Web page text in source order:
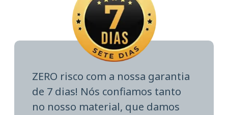
ZERO risco com a nossa garantia
de 7 dias! Nós confiamos tanto
no nosso material, que damos